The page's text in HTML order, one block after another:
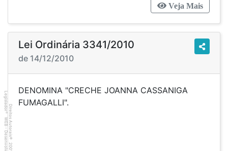
Veja Mais
Lei Ordinária 3341/2010
de 14/12/2010
DENOMINA "CRECHE JOANNA CASSANIGA
FUMAGALLI".
Direitos Autorais
©
2001
Legislador
®